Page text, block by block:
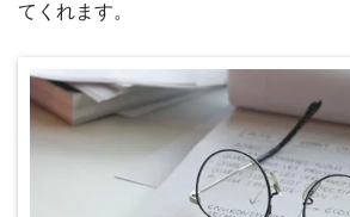
てくれます。